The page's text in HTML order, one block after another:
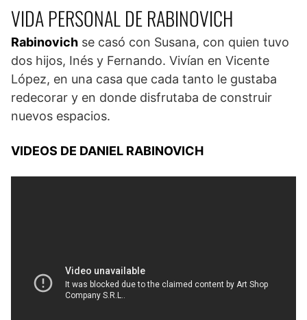
VIDA PERSONAL DE RABINOVICH
Rabinovich se casó con Susana, con quien tuvo
dos hijos, Inés y Fernando. Vivían en Vicente
López, en una casa que cada tanto le gustaba
redecorar y en donde disfrutaba de construir
nuevos espacios.
VIDEOS DE DANIEL RABINOVICH